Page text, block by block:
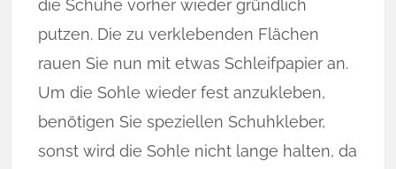
die Schuhe vorher wieder gründlich
putzen. Die zu verklebenden Flächen
rauen Sie nun mit etwas Schleifpapier an.
Um die Sohle wieder fest anzukleben,
benötigen Sie speziellen Schuhkleber,
sonst wird die Sohle nicht lange halten, da